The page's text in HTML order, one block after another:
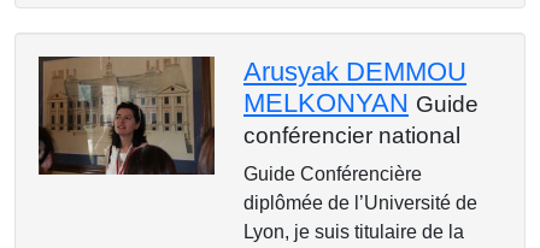
Arusyak DEMMOU
MELKONYAN Guide
conférencier national
Guide Conférencière
diplômée de l’Université de
Lyon, je suis titulaire de la